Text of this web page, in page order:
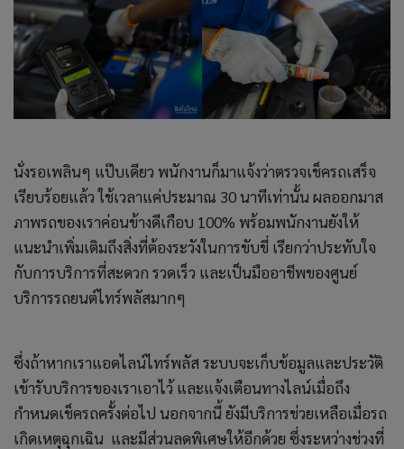
นั่งรอเพลินๆ แป๊บเดียว พนักงานก็มาแจ้งว่าตรวจเช็ครถเสร็จ
เรียบร้อยแล้ว ใช้เวลาแค่ประมาณ 30 นาทีเท่านั้น ผลออกมาส
ภาพรถของเราค่อนข้างดีเกือบ 100% พร้อมพนักงานยังให้
แนะนำเพิ่มเติมถึงสิ่งที่ต้องระวังในการขับขี่ เรียกว่าประทับใจ
กับการบริการที่สะดวก รวดเร็ว และเป็นมืออาชีพของศูนย์
บริการรถยนต์ไทร์พลัสมากๆ
ซึ่งถ้าหากเราแอดไลน์ไทร์พลัส ระบบจะเก็บข้อมูลและประวัติ
เข้ารับบริการของเราเอาไว้ และแจ้งเตือนทางไลน์เมื่อถึง
กำหนดเช็ครถครั้งต่อไป นอกจากนี้ ยังมีบริการช่วยเหลือเมื่อรถ
เกิดเหตุฉุกเฉิน และมีส่วนลดพิเศษให้อีกด้วย ซึ่งระหว่างช่วงที่